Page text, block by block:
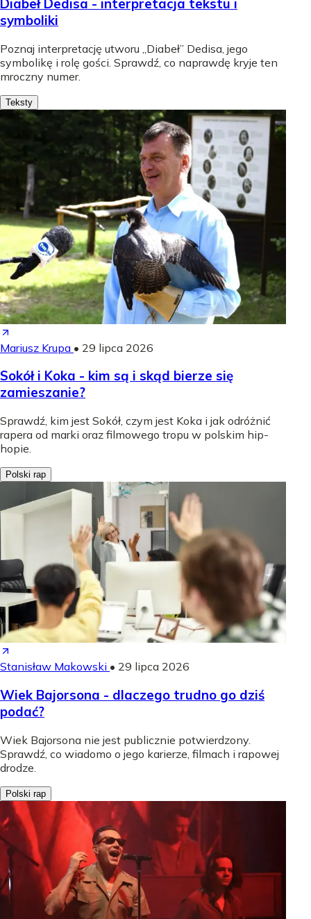
Diabeł Dedisa - interpretacja tekstu i
symboliki
Poznaj interpretację utworu „Diabeł” Dedisa, jego
symbolikę i rolę gości. Sprawdź, co naprawdę kryje ten
mroczny numer.
Teksty
Mariusz Krupa • 29 lipca 2026
Sokół i Koka - kim są i skąd bierze się
zamieszanie?
Sprawdź, kim jest Sokół, czym jest Koka i jak odróżnić
rapera od marki oraz filmowego tropu w polskim hip-
hopie.
Polski rap
Stanisław Makowski • 29 lipca 2026
Wiek Bajorsona - dlaczego trudno go dziś
podać?
Wiek Bajorsona nie jest publicznie potwierdzony.
Sprawdź, co wiadomo o jego karierze, filmach i rapowej
drodze.
Polski rap